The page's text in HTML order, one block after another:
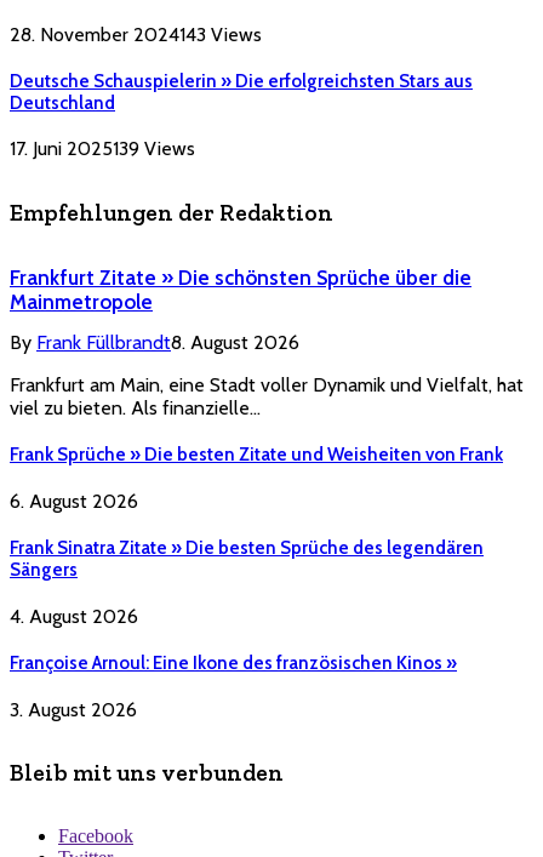
28. November 2024143 Views
Deutsche Schauspielerin » Die erfolgreichsten Stars aus
Deutschland
17. Juni 2025139 Views
Empfehlungen der Redaktion
Frankfurt Zitate » Die schönsten Sprüche über die
Mainmetropole
By Frank Füllbrandt8. August 2026
Frankfurt am Main, eine Stadt voller Dynamik und Vielfalt, hat
viel zu bieten. Als finanzielle…
Frank Sprüche » Die besten Zitate und Weisheiten von Frank
6. August 2026
Frank Sinatra Zitate » Die besten Sprüche des legendären
Sängers
4. August 2026
Françoise Arnoul: Eine Ikone des französischen Kinos »
3. August 2026
Bleib mit uns verbunden
Facebook